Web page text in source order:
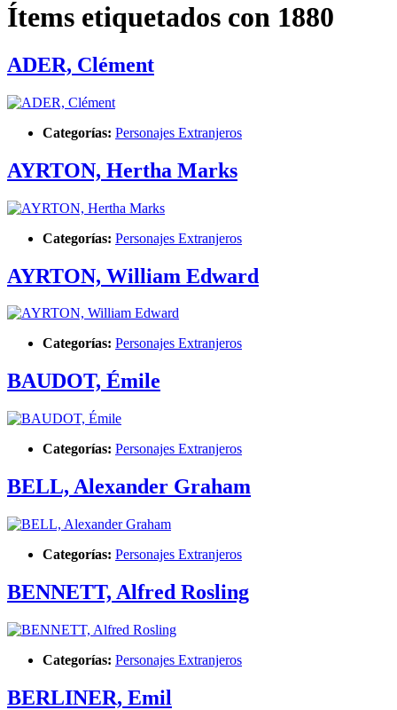
Ítems etiquetados con 1880
ADER, Clément
Categorías: Personajes Extranjeros
AYRTON, Hertha Marks
Categorías: Personajes Extranjeros
AYRTON, William Edward
Categorías: Personajes Extranjeros
BAUDOT, Émile
Categorías: Personajes Extranjeros
BELL, Alexander Graham
Categorías: Personajes Extranjeros
BENNETT, Alfred Rosling
Categorías: Personajes Extranjeros
BERLINER, Emil